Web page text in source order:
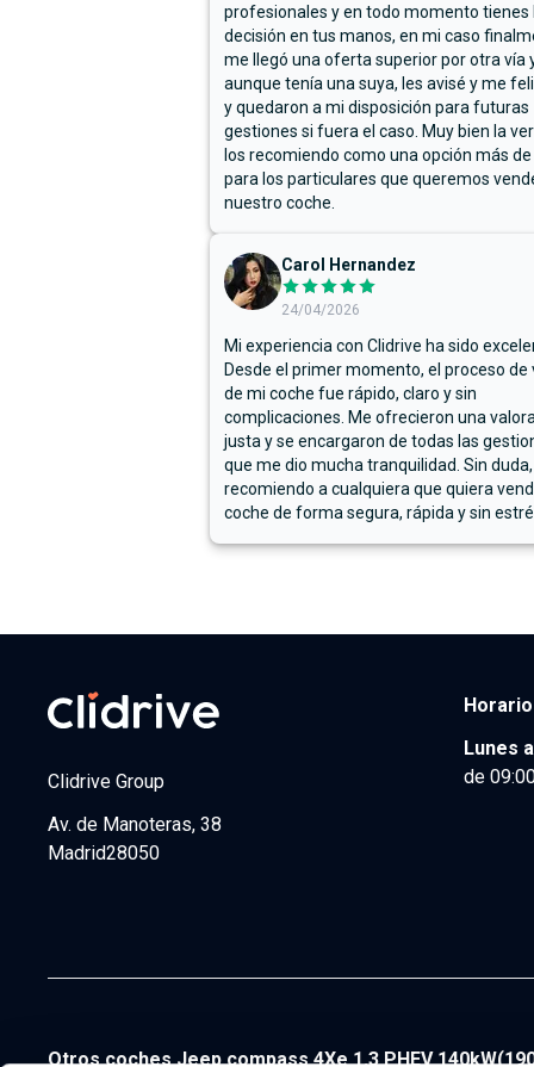
profesionales y en todo momento tienes
decisión en tus manos, en mi caso
me llegó una oferta superior por otra vía
aunque tenía una suya, les avisé y me
y quedaron a mi disposición para futuras
gestiones si fuera el caso. Muy bien la
los recomiendo como una opción más
para los particulares que queremos
nuestro coche.
Carol Hernandez
24/04/2026
Mi experiencia con Clidrive ha sido
Desde el primer momento, el proceso de
de mi coche fue rápido, claro y sin
complicaciones. Me ofrecieron una
justa y se encargaron de todas las
que me dio mucha tranquilidad. Sin
recomiendo a cualquiera que quiera
coche de forma segura, rápida y sin
Clidrive Group
Av. de Manoteras, 38
Madrid28050
Horario
Lunes
de
Otros coches Jeep compass 4Xe 1.3 PHEV